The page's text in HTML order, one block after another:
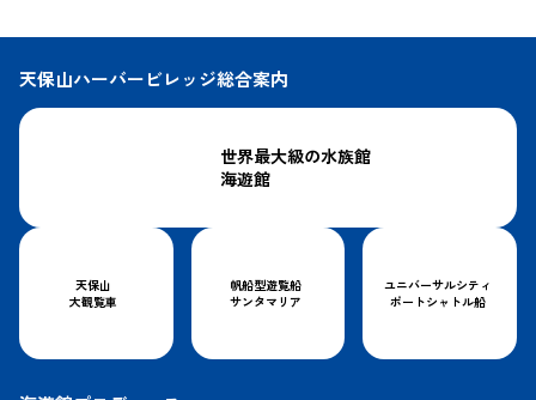
天保山ハーバービレッジ総合案内
世界最大級の水族館
海遊館
天保山
大観覧車
帆船型遊覧船
サンタマリア
ユニバーサルシティ
ポートシャトル船